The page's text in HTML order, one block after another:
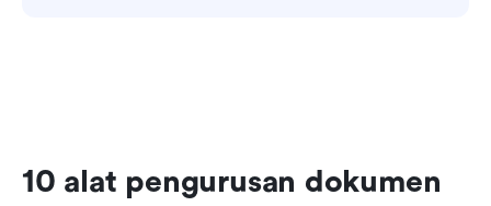
10 alat pengurusan dokumen